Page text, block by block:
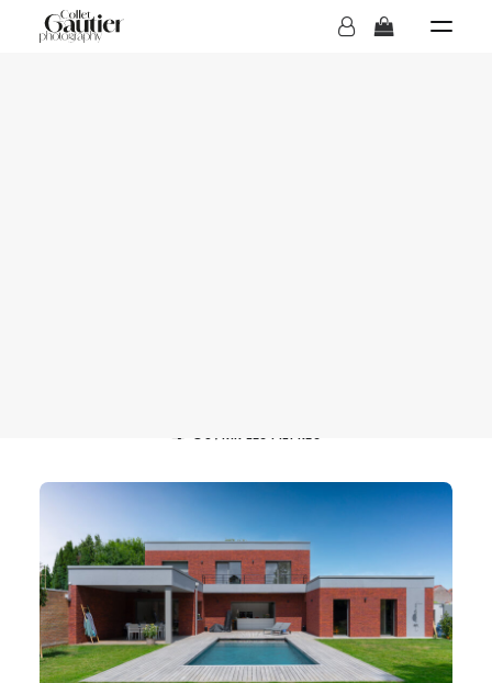
OUVRIR LES FILTRES